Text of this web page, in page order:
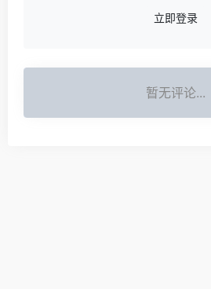
立即登录
暂无评论...